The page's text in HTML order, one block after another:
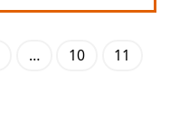
… 10
11